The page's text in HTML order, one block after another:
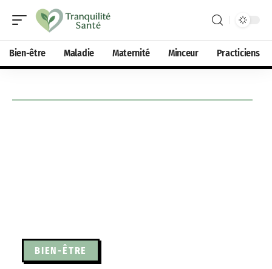
Bien-être Maladie Maternité Minceur Practiciens
BIEN-ÊTRE